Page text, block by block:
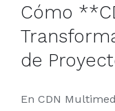
Cómo
de
En CDN